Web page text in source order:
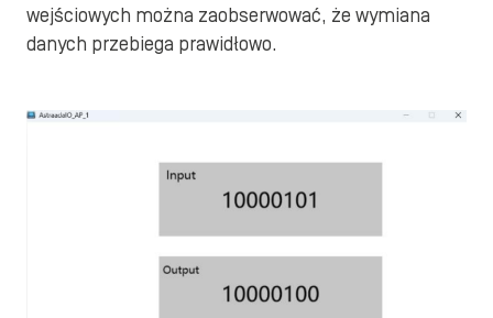
wejściowych można zaobserwować, że wymiana
danych przebiega prawidłowo.